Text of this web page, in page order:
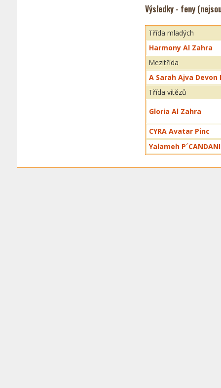
Výsledky - feny
Třída mladých
Harmony Al Zahra
Mezitřída
A Sarah Ajva Devon
Třída vítězů
Gloria Al Zahra
CYRA Avatar Pinc
Yalameh P´CANDANI